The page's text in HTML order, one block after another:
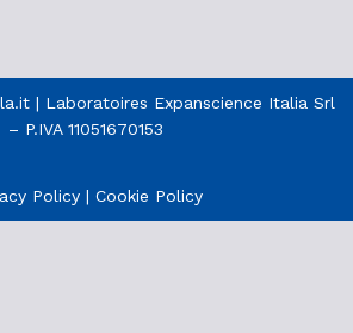
| Laboratoires Expanscience Italia Srl
– P.IVA 11051670153
Policy| Cookie Policy